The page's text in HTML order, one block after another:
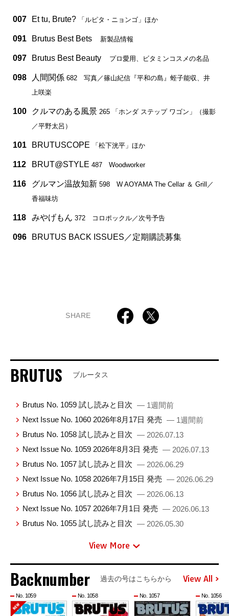
007 Et tu, Brute? 「ルピタ・ニョンゴ」ほか
091 Brutus Best Bets 新製品情報
097 Brutus Best Beauty プロ愛用、ビタミンコスメの名品
098 人間関係 682 写真／篠山紀信『平和の島』蛭子能収、井
上咲楽
100 クルマのある風景 265 「ホンダ ステップ ワゴン」（撮影
／平野太呂）
101 BRUTUSCOPE 「松下洸平」ほか
112 BRUT@STYLE 487 Woodworker
116 グルマン温故知新 598 W AOYAMA The Cellar ＆ Grill／
香福味坊
118 みやげもん 372 コロポックル／次号予告
096 BRUTUS BACK ISSUES／定期購読募集
SHARE
BRUTUS ブルータス
Brutus No. 1059 試し読みと目次 — 1週間前
Next Issue No. 1060 2026年8月17日 発売 — 1週間前
Brutus No. 1058 試し読みと目次 — 2026.07.13
Next Issue No. 1059 2026年8月3日 発売 — 2026.07.13
Brutus No. 1057 試し読みと目次 — 2026.06.29
Next Issue No. 1058 2026年7月15日 発売 — 2026.06.29
Brutus No. 1056 試し読みと目次 — 2026.06.13
Next Issue No. 1057 2026年7月1日 発売 — 2026.06.13
Brutus No. 1055 試し読みと目次 — 2026.05.30
View More
Backnumber 過去の号はこちらから View All
No. 1059 No. 1058 No. 1057 No. 1056